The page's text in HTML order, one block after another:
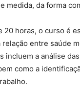
medida, da forma
20 horas, o curso é
entre saúde
incluem a análise
como a